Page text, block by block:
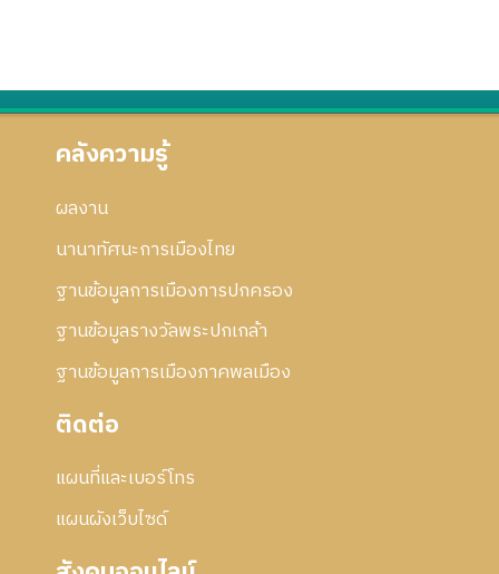
คลังความรู้
ผลงาน
นานาทัศนะการเมืองไทย
ฐานข้อมูลการเมืองการปกครอง
ฐานข้อมูลรางวัลพระปกเกล้า
ฐานข้อมูลการเมืองภาคพลเมือง
ติดต่อ
แผนที่และเบอร์โทร
แผนผังเว็บไซด์